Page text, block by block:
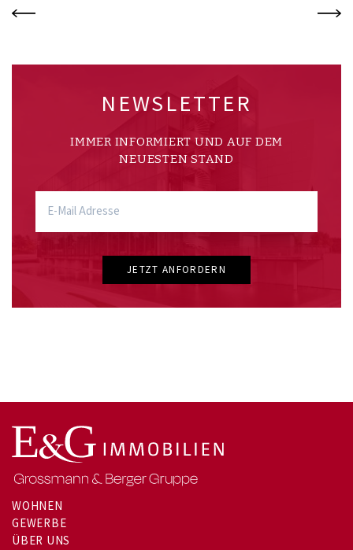
NEWSLETTER
IMMER INFORMIERT UND AUF DEM
NEUESTEN STAND
JETZT ANFORDERN
WOHNEN
GEWERBE
ÜBER UNS